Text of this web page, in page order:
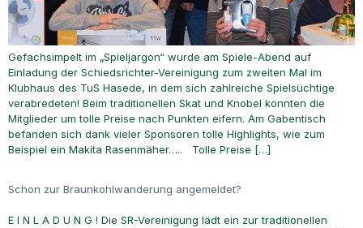
Gefachsimpelt im „Spieljargon“ wurde am Spiele-Abend auf
Einladung der Schiedsrichter-Vereinigung zum zweiten Mal im
Klubhaus des TuS Hasede, in dem sich zahlreiche Spielsüchtige
verabredeten! Beim traditionellen Skat und Knobel konnten die
Mitglieder um tolle Preise nach Punkten eifern. Am Gabentisch
befanden sich dank vieler Sponsoren tolle Highlights, wie zum
Beispiel ein Makita Rasenmäher….. Tolle Preise […]
Schon zur Braunkohlwanderung angemeldet?
E I N L A D U N G ! Die SR-Vereinigung lädt ein zur traditionellen